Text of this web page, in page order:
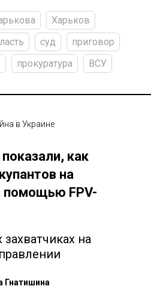
Харьков
суд
приговор
прокуратура ВСУ
в Украине
как
на
помощью FPV-
на
Гнатишина